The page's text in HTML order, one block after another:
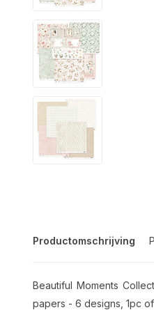
Productomschrijving
Beautiful Moments
papers - 6 designs, 1pc